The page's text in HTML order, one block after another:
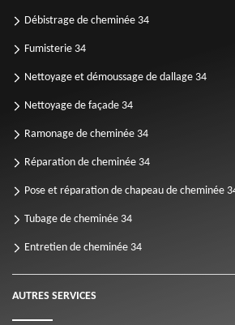
Débistrage de cheminée 34
Fumisterie 34
Nettoyage et démoussage de dallage 34
Nettoyage de façade 34
Ramonage de cheminée 34
Réparation de cheminée 34
Pose et réparation de chapeau de cheminée
Tubage de cheminée 34
Entretien de cheminée 34
AUTRES SERVICES